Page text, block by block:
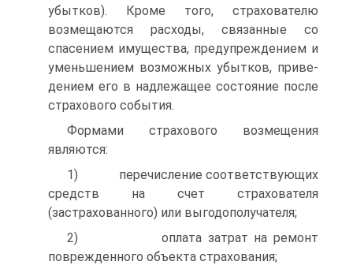
убытков). Кроме того, страхователю
возмещаются расходы, связанные со
спасением имуще­ства, предупреждением и
уменьшением возможных убытков, приве­
дением его в надлежащее состояние после
страхового события.
Формами страхового возмещения
являются:
1) перечисление соответствующих
средств на счет страхователя
(застрахованного) или выгодополучателя;
2) оплата затрат на ремонт
поврежденного объекта страхования;